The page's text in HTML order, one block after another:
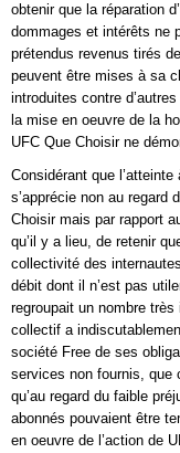
obtenir que la réparation
dommages et intérêts ne
prétendus revenus tirés
peuvent être mises à sa
introduites contre
la mise en oeuvre de la
UFC Que Choisir ne
Considérant que
s’apprécie non au regard
Choisir mais par rapport
qu’il y a lieu, de retenir
collectivité des
débit dont il n’est pas
regroupait un nombre
collectif a
société Free de ses
services non fournis, que
qu’au regard du faible
abonnés pouvaient être
en oeuvre de l’action de